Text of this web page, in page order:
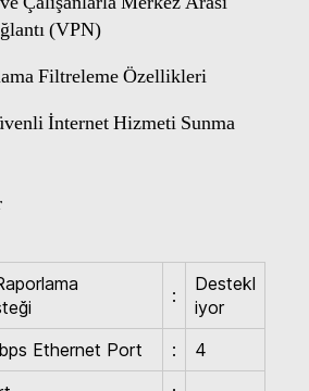
(VPN)
Filtreleme Özellikleri
İnternet Hizmeti Sunma
:
Destekl
iyor
Ethernet Port
:
4